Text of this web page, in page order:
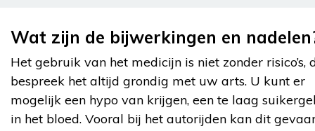
Wat zijn de bijwerkingen en
Het gebruik van het medicijn is niet zonder risico’s,
bespreek het altijd grondig met uw arts. U kunt er
mogelijk een hypo van krijgen, een te laag
in het bloed. Vooral bij het autorijden kan dit